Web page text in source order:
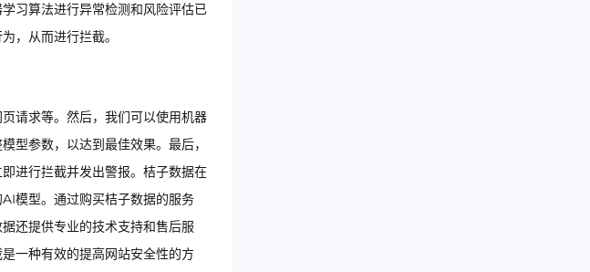
习算法进行异常检测和风险评估已
，从而进行拦截。
请求等。然后，我们可以使用机器
型参数，以达到最佳效果。最后，
进行拦截并发出警报。桔子数据在
模型。通过购买桔子数据的服务
还提供专业的技术支持和售后服
一种有效的提高网站安全性的方